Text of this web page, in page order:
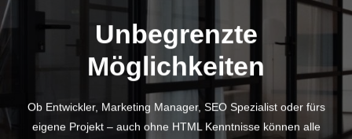
Unbegrenzte
Möglichkeiten
Ob Entwickler, Marketing Manager, SEO Spezialist oder fürs
eigene Projekt – auch ohne HTML Kenntnisse können alle